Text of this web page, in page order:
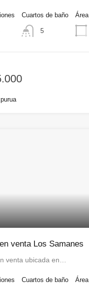
Cuartos de baño
5
Área
venta Los Samanes
venta ubicada en…
Cuartos de baño Área